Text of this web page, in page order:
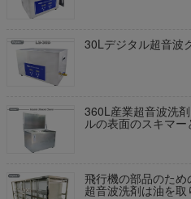
30Lデジタル超音波
360L産業超音波洗
ルの表面のスキマ
飛行機の部品のた
超音波洗剤は油を取